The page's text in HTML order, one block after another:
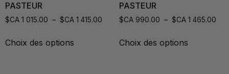
PASTEUR
$CA 1 015.00 – $CA 1 415.00
Choix des options
PASTEUR
$CA 990.00 – $CA 1 465.00
Choix des options